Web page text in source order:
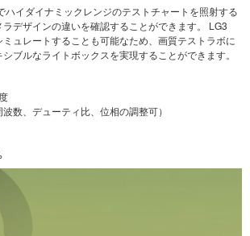
イダイナミックレンジのテストチャートを照射する
ラデザインの違いを確認することができます。 LG3
ュレートすることも可能なため、画質テストラボに
ブルなライトボックスを実現することができます。
数、デューティ比、位相の調整可）